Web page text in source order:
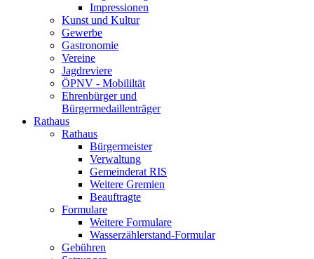
Impressionen
Kunst und Kultur
Gewerbe
Gastronomie
Vereine
Jagdreviere
ÖPNV - Mobililtät
Ehrenbürger und
Bürgermedaillenträger
Rathaus
Rathaus
Bürgermeister
Verwaltung
Gemeinderat RIS
Weitere Gremien
Beauftragte
Formulare
Weitere Formulare
Wasserzählerstand-Formular
Gebühren